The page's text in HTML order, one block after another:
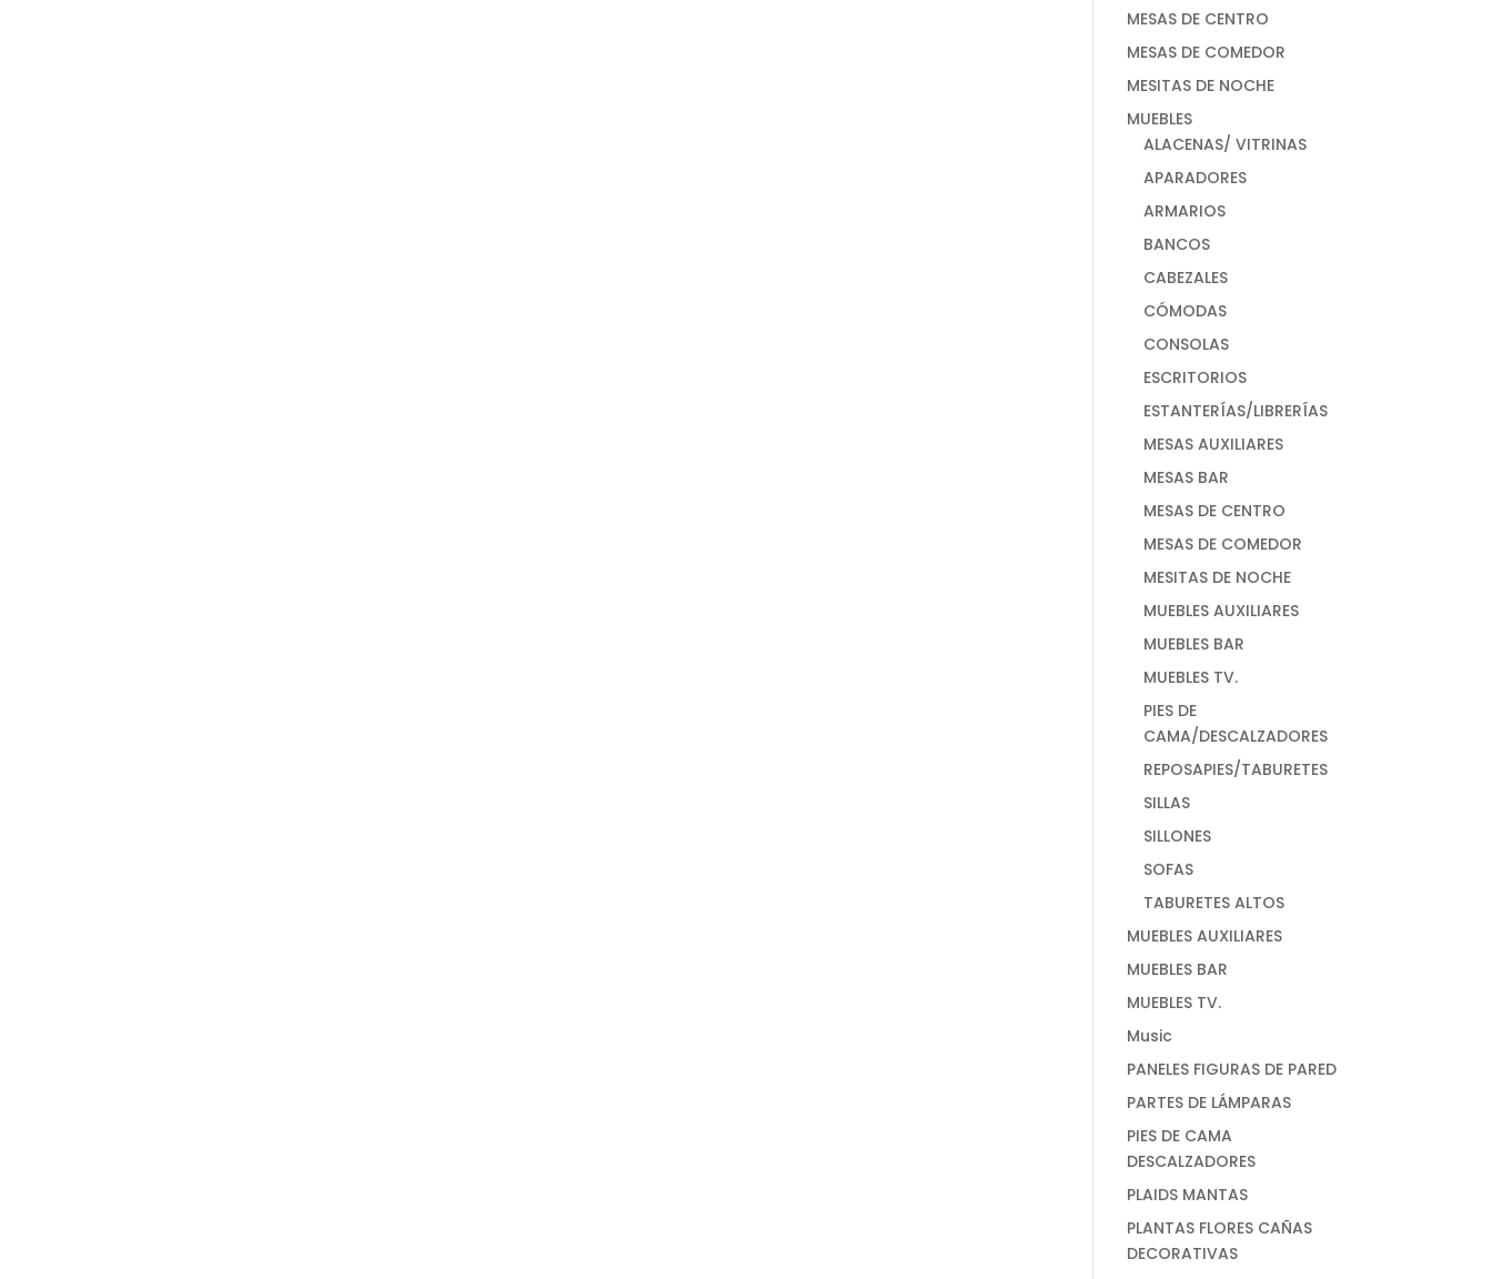
MESAS DE CENTRO
MESAS DE COMEDOR
MESITAS DE NOCHE
MUEBLES
ALACENAS/ VITRINAS
APARADORES
ARMARIOS
BANCOS
CABEZALES
CÓMODAS
CONSOLAS
ESCRITORIOS
ESTANTERÍAS/LIBRERÍAS
MESAS AUXILIARES
MESAS BAR
MESAS DE CENTRO
MESAS DE COMEDOR
MESITAS DE NOCHE
MUEBLES AUXILIARES
MUEBLES BAR
MUEBLES TV.
PIES DE
CAMA/DESCALZADORES
REPOSAPIES/TABURETES
SILLAS
SILLONES
SOFAS
TABURETES ALTOS
MUEBLES AUXILIARES
MUEBLES BAR
MUEBLES TV.
Music
PANELES FIGURAS DE PARED
PARTES DE LÁMPARAS
PIES DE CAMA
DESCALZADORES
PLAIDS MANTAS
PLANTAS FLORES CAÑAS
DECORATIVAS